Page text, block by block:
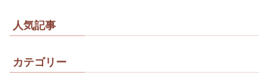
人気記事
カテゴリー